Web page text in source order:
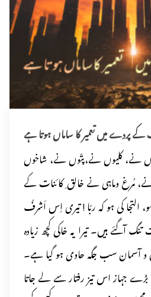
کے پردے میں تعمیر کا ساماں ہوتا ہے
نے، کلیوں نے،پتّوں نے، شاخوں
مُرغ وماہی نے خالق ِ کائنات کے
التجا کی ہو کہ ربّا ! تیری اِس اَشرفُ
آگئے ہیں۔ تیرا یہ خاکی کچھ زیادہ
و آسمان سب جگہ حاوی ہو گیا ہے۔
جہاز اس تیز رفتار سے لے جاتا